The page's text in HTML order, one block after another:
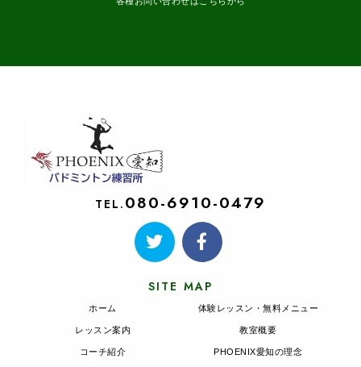
TEL. 080-6910-0479
SITE MAP
ホーム
レッスン案内
コーチ紹介
体験レッスン・無料メニュー
教室概要
PHOENIX愛知の理念